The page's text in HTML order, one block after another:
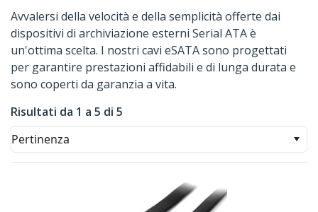
Avvalersi della velocità e della semplicità offerte dai
dispositivi di archiviazione esterni Serial ATA è
un'ottima scelta. I nostri cavi eSATA sono progettati
per garantire prestazioni affidabili e di lunga durata e
sono coperti da garanzia a vita.
Risultati da 1 a 5 di 5
Pertinenza